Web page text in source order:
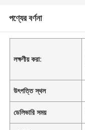
পণ্যের বর্ণনা
লক্ষণীয় করা:
উৎপত্তি স্থল
ডেলিভারি সময়